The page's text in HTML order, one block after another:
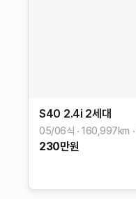
S40 2.4i 2세대
05/06식 160,997km
230만원